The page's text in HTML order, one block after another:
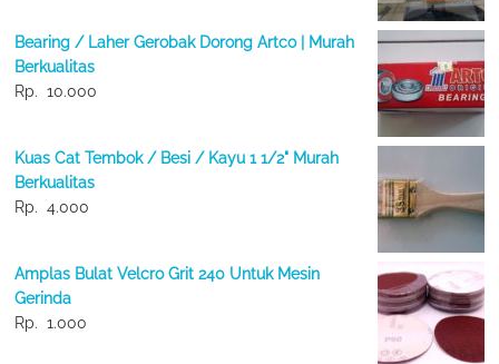
Bearing / Laher Gerobak Dorong Artco | Murah
Berkualitas
Rp. 10.000
Kuas Cat Tembok / Besi / Kayu 1 1/2" Murah
Berkualitas
Rp. 4.000
Amplas Bulat Velcro Grit 240 Untuk Mesin
Gerinda
Rp. 1.000